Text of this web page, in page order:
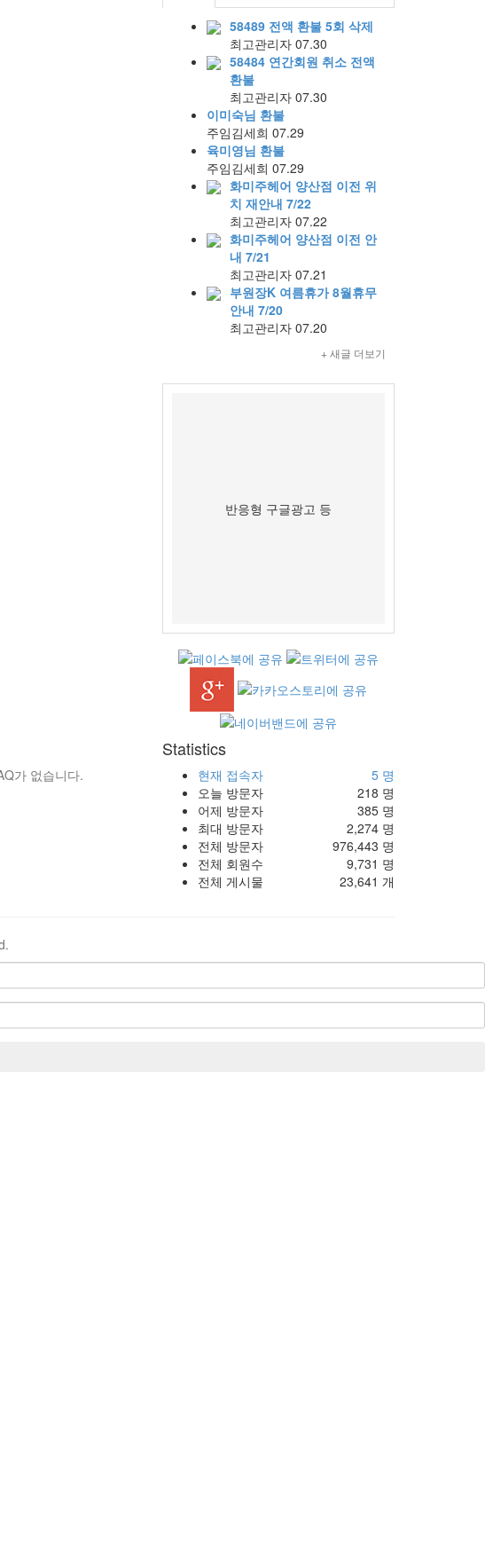
58489 전액 환불 5회 삭제
최고관리자 07.30
58484 연간회원 취소 전액
환불
최고관리자 07.30
이미숙님 환불
주임김세희 07.29
육미영님 환불
주임김세희 07.29
화미주헤어 양산점 이전 위
치 재안내 7/22
최고관리자 07.22
화미주헤어 양산점 이전 안
내 7/21
최고관리자 07.21
부원장K 여름휴가 8월휴무
안내 7/20
최고관리자 07.20
+ 새글 더보기
반응형 구글광고 등
가 없습니다.
Statistics
현재 접속자
5 명
오늘 방문자
218 명
어제 방문자
385 명
최대 방문자
2,274 명
전체 방문자
976,443 명
전체 회원수
9,731 명
전체 게시물
23,641 개